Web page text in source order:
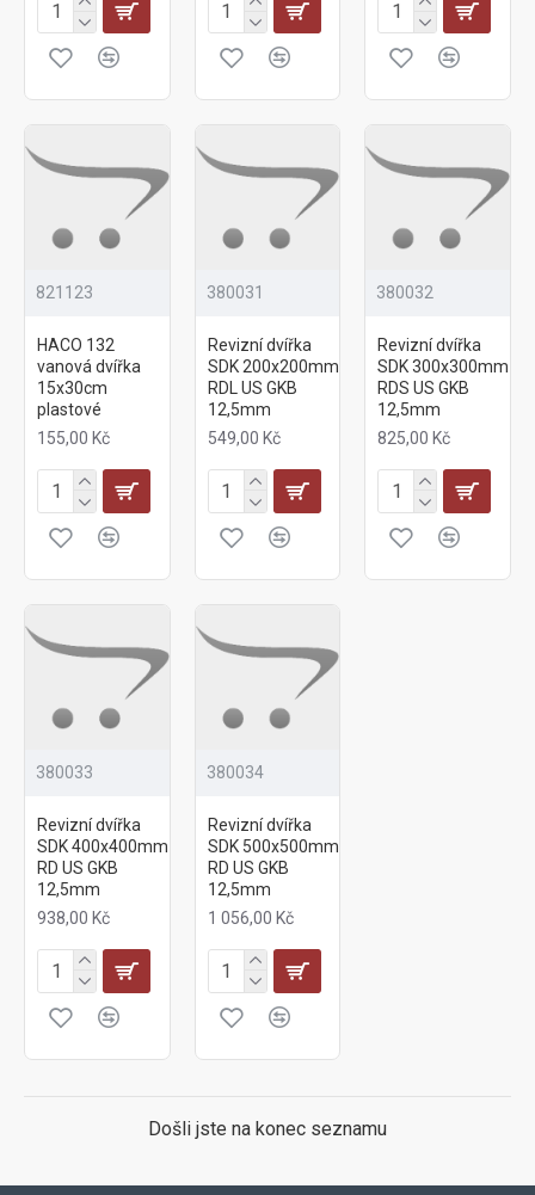
821123
HACO 132
vanová dvířka
15x30cm
plastové
155,00 Kč
380031
Revizní dvířka
SDK 200x200mm
RDL US GKB
12,5mm
549,00 Kč
380032
Revizní dvířka
SDK 300x300mm
RDS US GKB
12,5mm
825,00 Kč
380033
Revizní dvířka
SDK 400x400mm
RD US GKB
12,5mm
938,00 Kč
380034
Revizní dvířka
SDK 500x500mm
RD US GKB
12,5mm
1 056,00 Kč
Došli jste na konec seznamu